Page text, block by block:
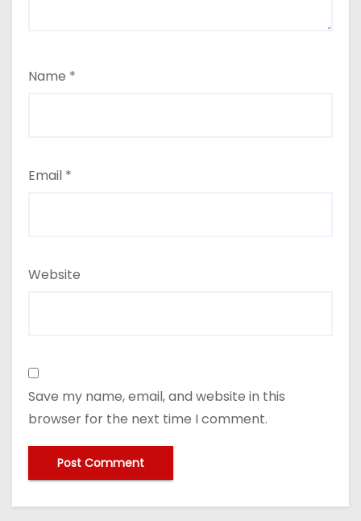
Name *
Email *
Website
Save my name, email, and website in this
browser for the next time I comment.